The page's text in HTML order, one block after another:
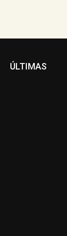
ÚLTIMAS